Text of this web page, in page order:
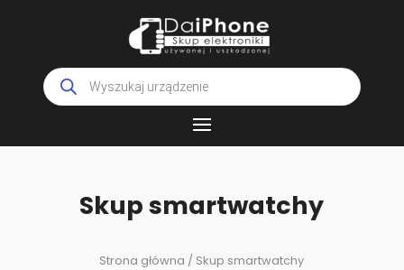
Wyszukiwarka
produktów
Skup smartwatchy
Strona główna / Skup smartwatchy